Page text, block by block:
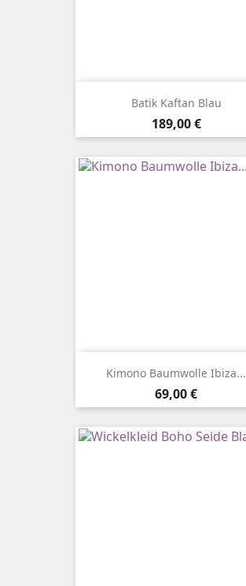
Batik Kaftan Blau
Preis
189,00 €
Kimono Baumwolle Ibiza...
Preis
69,00 €